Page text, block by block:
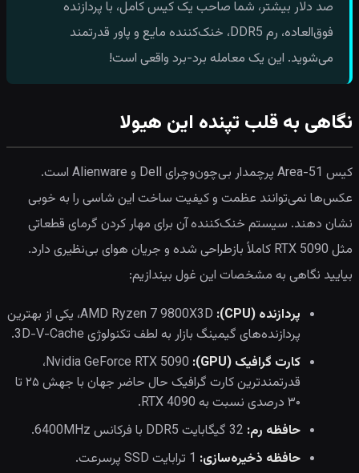
صد دلار بیشتر، شما صاحب یک کیس کامل، با پردازنده
فوق‌العاده، رم DDR5، خنک‌کننده مایع و پاور قدرتمند
می‌شوید. این یک معامله برد-برد واقعی است!
نگاهی به قلب تپنده این هیولا
کیس Area-51 پرچمدار بی‌چون‌وچرای Dell و Alienware است.
عکس‌ها نمی‌توانند عظمت و کیفیت ساخت این شاسی را به خوبی
نشان دهند. سیستم خنک‌کننده آن برای مهار کردن گرمای قطعاتی
مثل RTX 5090 کاملاً بازطراحی شده و جریان هوای بی‌نظیری دارد.
بیایید نگاهی به مشخصات این غول بیندازیم:
پردازنده (CPU):
AMD Ryzen 7 9800X3D، یکی از بهترین
پردازنده‌های گیمینگ بازار به لطف تکنولوژی 3D-V-Cache.
کارت گرافیک (GPU):
Nvidia GeForce RTX 5090،
قدرتمندترین کارت گرافیک حال حاضر جهان با جهش ۲۵ تا
۳۰ درصدی نسبت به RTX 4090.
حافظه رم:
حافظه ذخیره‌سازی: